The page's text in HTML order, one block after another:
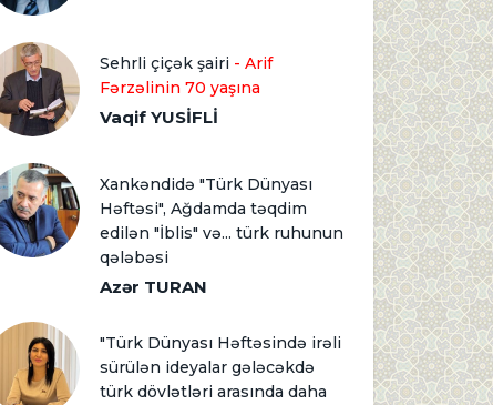
Sehrli çiçək şairi - Arif
Fərzəlinin 70 yaşına
Vaqif YUSİFLİ
Xankəndidə "Türk Dünyası
Həftəsi", Ağdamda təqdim
edilən "İblis" və... türk ruhunun
qələbəsi
Azər TURAN
"Türk Dünyası Həftəsində irəli
sürülən ideyalar gələcəkdə
türk dövlətləri arasında daha